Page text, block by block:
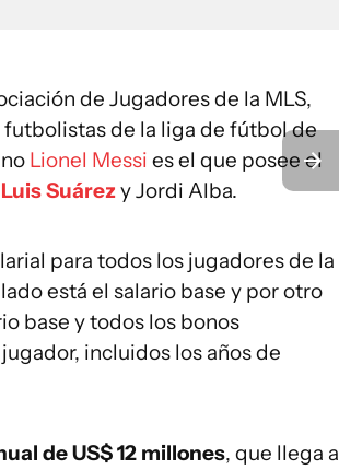
de Jugadores de la MLS,
futbolistas de la liga de fútbol de
Lionel Messi es el que posee el
Luis Suárezy Jordi Alba.
para todos los jugadores de la
está el salario base y por otro
base y todos los bonos
incluidos los años de
de US$ 12 millones, que llega a